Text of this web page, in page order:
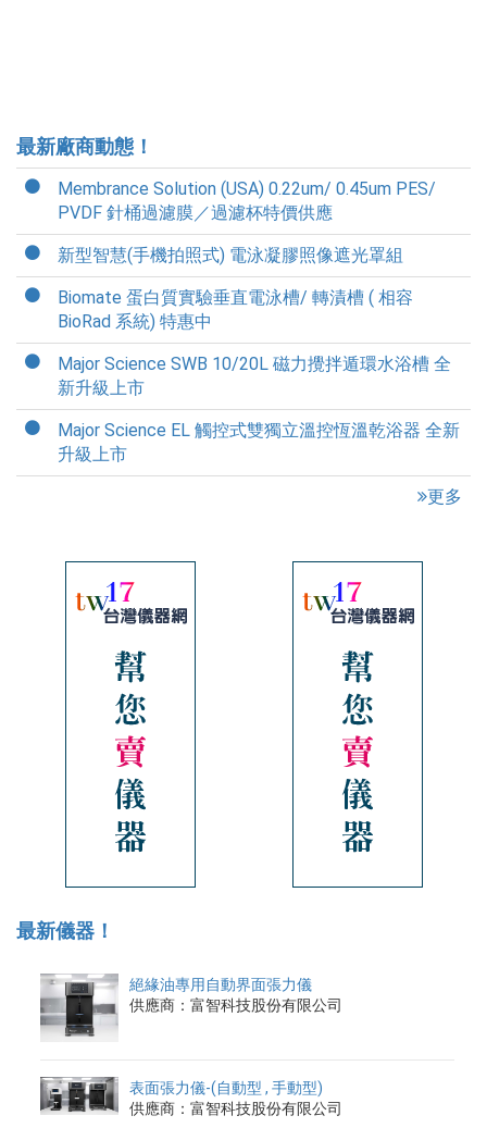
最新廠商動態！
Membrance Solution (USA) 0.22um/ 0.45um PES/
PVDF 針桶過濾膜／過濾杯特價供應
新型智慧(手機拍照式) 電泳凝膠照像遮光罩組
Biomate 蛋白質實驗垂直電泳槽/ 轉漬槽 ( 相容
BioRad 系統) 特惠中
Major Science SWB 10/20L 磁力攪拌遁環水浴槽 全
新升級上市
Major Science EL 觸控式雙獨立溫控恆溫乾浴器 全新
升級上市
更多
最新儀器！
絕緣油專用自動界面張力儀
供應商：富智科技股份有限公司
表面張力儀-(自動型 , 手動型)
供應商：富智科技股份有限公司